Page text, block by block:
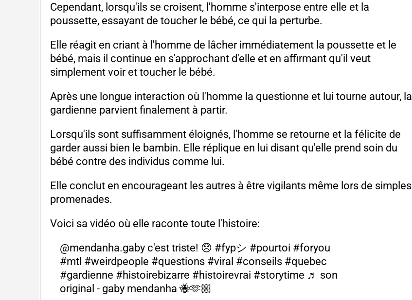
Cependant, lorsqu'ils se croisent, l'homme s'interpose entre elle et la
poussette, essayant de toucher le bébé, ce qui la perturbe.
Elle réagit en criant à l'homme de lâcher immédiatement la poussette et le
bébé, mais il continue en s'approchant d'elle et en affirmant qu'il veut
simplement voir et toucher le bébé.
Après une longue interaction où l'homme la questionne et lui tourne autour, la
gardienne parvient finalement à partir.
Lorsqu'ils sont suffisamment éloignés, l'homme se retourne et la félicite de
garder aussi bien le bambin. Elle réplique en lui disant qu'elle prend soin du
bébé contre des individus comme lui.
Elle conclut en encourageant les autres à être vigilants même lors de simples
promenades.
Voici sa vidéo où elle raconte toute l'histoire:
@mendanha.gaby c'est triste! 😞 #fypシ #pourtoi #foryou
#mtl #weirdpeople #questions #viral #conseils #quebec
#gardienne #histoirebizarre #histoirevrai #storytime ♬ son
original - gaby mendanha 🐝🫶🏼